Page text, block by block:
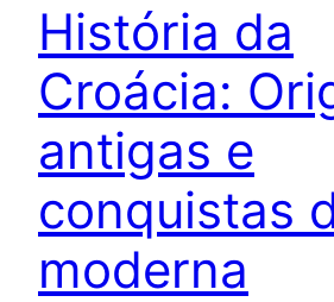
História da
Croácia:
antigas e
conquistas
moderna